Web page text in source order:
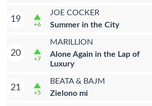
19
+6
JOE COCKER
Summer in the City
20
+7
MARILLION
Alone Again in the Lap of
Luxury
21
+5
BEATA & BAJM
Zielono mi